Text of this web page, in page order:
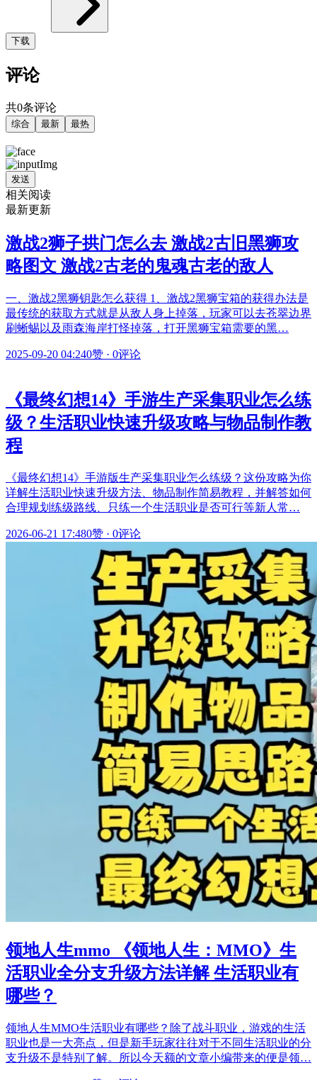
下载
评论
共0条评论
综合 最新 最热
发送
相关阅读
最新更新
激战2狮子拱门怎么去 激战2古旧黑狮攻
略图文 激战2古老的鬼魂古老的敌人
一、激战2黑狮钥匙怎么获得 1、激战2黑狮宝箱的获得办法是
最传统的获取方式就是从敌人身上掉落，玩家可以去苍翠边界
刷蜥蜴以及雨森海岸打怪掉落，打开黑狮宝箱需要的黑…
2025-09-20 04:240赞 · 0评论
《最终幻想14》手游生产采集职业怎么练
级？生活职业快速升级攻略与物品制作教
程
《最终幻想14》手游版生产采集职业怎么练级？这份攻略为你
详解生活职业快速升级方法、物品制作简易教程，并解答如何
合理规划练级路线、只练一个生活职业是否可行等新人常…
2026-06-21 17:480赞 · 0评论
领地人生mmo 《领地人生：MMO》生
活职业全分支升级方法详解 生活职业有
哪些？
领地人生MMO生活职业有哪些？除了战斗职业，游戏的生活
职业也是一大亮点，但是新手玩家往往对于不同生活职业的分
支升级不是特别了解。所以今天额的文章小编带来的便是领…